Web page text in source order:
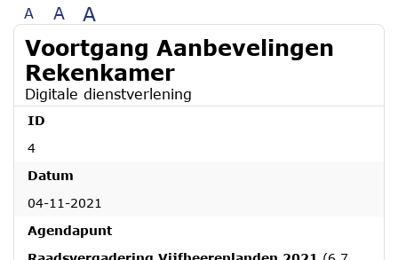
A A A
Voortgang Aanbevelingen
Rekenkamer
Digitale dienstverlening
ID
4
Datum
04-11-2021
Agendapunt